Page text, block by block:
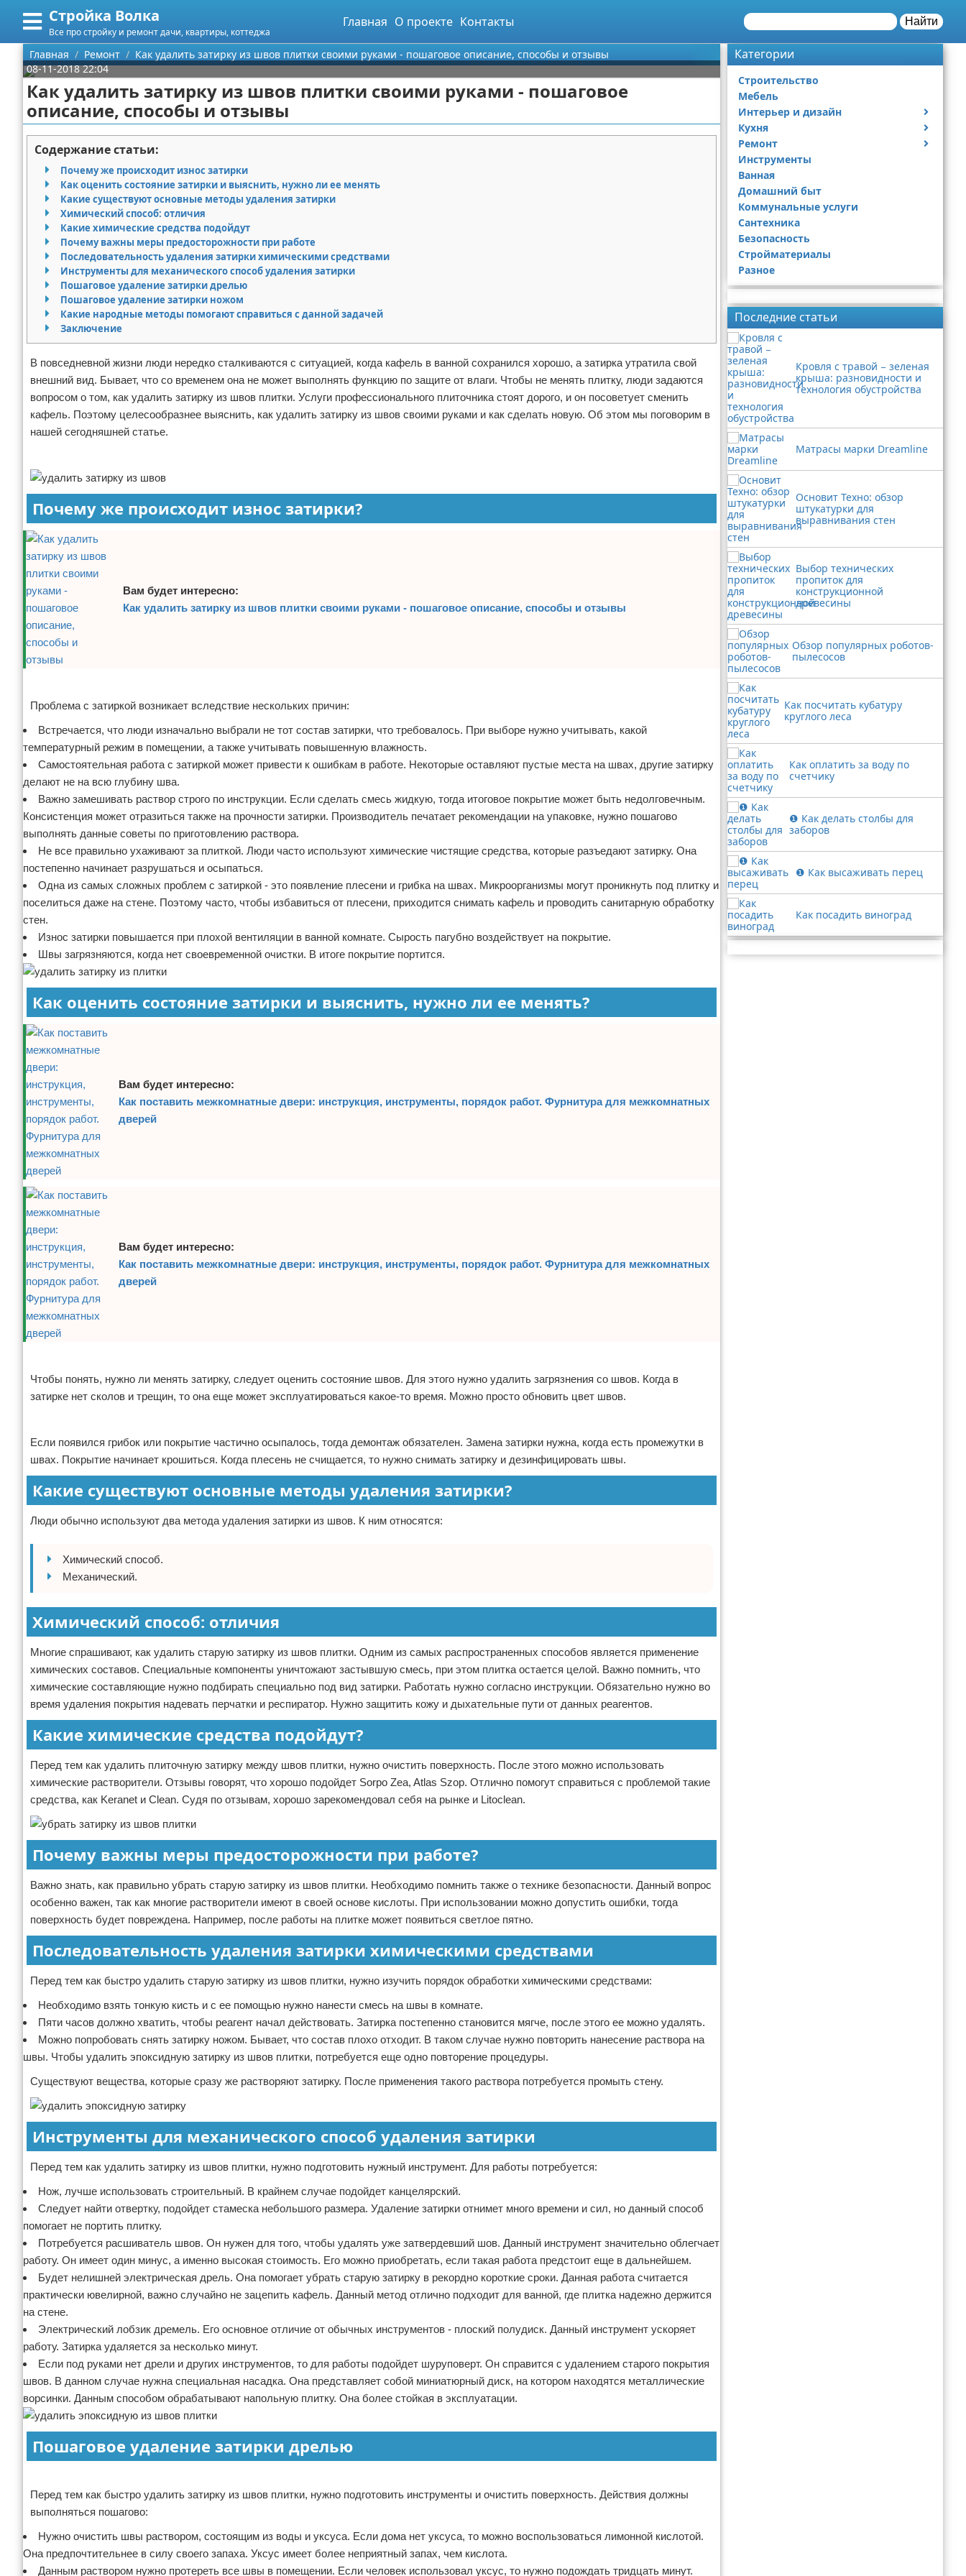
Стройка Волка
Все про стройку и ремонт дачи, квартиры, коттеджа
Главная О проекте Контакты Найти
Меню
Главная
Категории
Строительство
Мебель
Интерьер и дизайн
Дизайн дачи
Дизайн квартиры
Кухня
Посуда
Ремонт
Ремонт дачи
Ремонт квартиры
Инструменты
Ванная
Домашний быт
Коммунальные услуги
Сантехника
Безопасность
Стройматериалы
Разное
Поиск
О проекте
Контакты
Сотрудничество
Размещение рекламы
Для правообладателей
Условия предоставления информации
Отказ от ответственности
Главная Ремонт
Как удалить затирку из швов плитки своими руками - пошаговое описание, способы и отзывы
08-11-2018 22:04
Как удалить затирку из швов плитки своими руками - пошаговое
описание, способы и отзывы
Содержание статьи:
Почему же происходит износ затирки
Как оценить состояние затирки и выяснить, нужно ли ее менять
Какие существуют основные методы удаления затирки
Химический способ: отличия
Какие химические средства подойдут
Почему важны меры предосторожности при работе
Последовательность удаления затирки химическими средствами
Инструменты для механического способ удаления затирки
Пошаговое удаление затирки дрелью
Пошаговое удаление затирки ножом
Какие народные методы помогают справиться с данной задачей
Заключение
В повседневной жизни люди нередко сталкиваются с ситуацией, когда кафель в ванной сохранился хорошо, а затирка утратила свой
внешний вид. Бывает, что со временем она не может выполнять функцию по защите от влаги. Чтобы не менять плитку, люди задаются
вопросом о том, как удалить затирку из швов плитки. Услуги профессионального плиточника стоят дорого, и он посоветует сменить
кафель. Поэтому целесообразнее выяснить, как удалить затирку из швов своими руками и как сделать новую. Об этом мы поговорим в
нашей сегодняшней статье.
Почему же происходит износ затирки?
Вам будет интересно:
Как удалить затирку из швов плитки своими руками - пошаговое описание, способы и отзывы
Проблема с затиркой возникает вследствие нескольких причин:
Встречается, что люди изначально выбрали не тот состав затирки, что требовалось. При выборе нужно учитывать, какой
температурный режим в помещении, а также учитывать повышенную влажность.
Самостоятельная работа с затиркой может привести к ошибкам в работе. Некоторые оставляют пустые места на швах, другие затирку
делают не на всю глубину шва.
Важно замешивать раствор строго по инструкции. Если сделать смесь жидкую, тогда итоговое покрытие может быть недолговечным.
Консистенция может отразиться также на прочности затирки. Производитель печатает рекомендации на упаковке, нужно пошагово
выполнять данные советы по приготовлению раствора.
Не все правильно ухаживают за плиткой. Люди часто используют химические чистящие средства, которые разъедают затирку. Она
постепенно начинает разрушаться и осыпаться.
Одна из самых сложных проблем с затиркой - это появление плесени и грибка на швах. Микроорганизмы могут проникнуть под плитку и
поселиться даже на стене. Поэтому часто, чтобы избавиться от плесени, приходится снимать кафель и проводить санитарную обработку
стен.
Износ затирки повышается при плохой вентиляции в ванной комнате. Сырость пагубно воздействует на покрытие.
Швы загрязняются, когда нет своевременной очистки. В итоге покрытие портится.
Как оценить состояние затирки и выяснить, нужно ли ее менять?
Вам будет интересно:
Как поставить межкомнатные двери: инструкция, инструменты, порядок работ. Фурнитура для межкомнатных
дверей
Вам будет интересно:
Как поставить межкомнатные двери: инструкция, инструменты, порядок работ. Фурнитура для межкомнатных
дверей
Чтобы понять, нужно ли менять затирку, следует оценить состояние швов. Для этого нужно удалить загрязнения со швов. Когда в
затирке нет сколов и трещин, то она еще может эксплуатироваться какое-то время. Можно просто обновить цвет швов.
Если появился грибок или покрытие частично осыпалось, тогда демонтаж обязателен. Замена затирки нужна, когда есть промежутки в
швах. Покрытие начинает крошиться. Когда плесень не счищается, то нужно снимать затирку и дезинфицировать швы.
Какие существуют основные методы удаления затирки?
Люди обычно используют два метода удаления затирки из швов. К ним относятся:
Химический способ.
Механический.
Химический способ: отличия
Многие спрашивают, как удалить старую затирку из швов плитки. Одним из самых распространенных способов является применение
химических составов. Специальные компоненты уничтожают застывшую смесь, при этом плитка остается целой. Важно помнить, что
химические составляющие нужно подбирать специально под вид затирки. Работать нужно согласно инструкции. Обязательно нужно во
время удаления покрытия надевать перчатки и респиратор. Нужно защитить кожу и дыхательные пути от данных реагентов.
Какие химические средства подойдут?
Перед тем как удалить плиточную затирку между швов плитки, нужно очистить поверхность. После этого можно использовать
химические растворители. Отзывы говорят, что хорошо подойдет Sorpo Zea, Atlas Szop. Отлично помогут справиться с проблемой такие
средства, как Keranet и Clean. Судя по отзывам, хорошо зарекомендовал себя на рынке и Litoclean.
Почему важны меры предосторожности при работе?
Важно знать, как правильно убрать старую затирку из швов плитки. Необходимо помнить также о технике безопасности. Данный вопрос
особенно важен, так как многие растворители имеют в своей основе кислоты. При использовании можно допустить ошибки, тогда
поверхность будет повреждена. Например, после работы на плитке может появиться светлое пятно.
Последовательность удаления затирки химическими средствами
Перед тем как быстро удалить старую затирку из швов плитки, нужно изучить порядок обработки химическими средствами:
Необходимо взять тонкую кисть и с ее помощью нужно нанести смесь на швы в комнате.
Пяти часов должно хватить, чтобы реагент начал действовать. Затирка постепенно становится мягче, после этого ее можно удалять.
Можно попробовать снять затирку ножом. Бывает, что состав плохо отходит. В таком случае нужно повторить нанесение раствора на
швы. Чтобы удалить эпоксидную затирку из швов плитки, потребуется еще одно повторение процедуры.
Существуют вещества, которые сразу же растворяют затирку. После применения такого раствора потребуется промыть стену.
Инструменты для механического способ удаления затирки
Перед тем как удалить затирку из швов плитки, нужно подготовить нужный инструмент. Для работы потребуется:
Нож, лучше использовать строительный. В крайнем случае подойдет канцелярский.
Следует найти отвертку, подойдет стамеска небольшого размера. Удаление затирки отнимет много времени и сил, но данный способ
помогает не портить плитку.
Потребуется расшиватель швов. Он нужен для того, чтобы удалять уже затвердевший шов. Данный инструмент значительно облегчает
работу. Он имеет один минус, а именно высокая стоимость. Его можно приобретать, если такая работа предстоит еще в дальнейшем.
Будет нелишней электрическая дрель. Она помогает убрать старую затирку в рекордно короткие сроки. Данная работа считается
практически ювелирной, важно случайно не зацепить кафель. Данный метод отлично подходит для ванной, где плитка надежно держится
на стене.
Электрический лобзик дремель. Его основное отличие от обычных инструментов - плоский полудиск. Данный инструмент ускоряет
работу. Затирка удаляется за несколько минут.
Если под руками нет дрели и других инструментов, то для работы подойдет шуруповерт. Он справится с удалением старого покрытия
швов. В данном случае нужна специальная насадка. Она представляет собой миниатюрный диск, на котором находятся металлические
ворсинки. Данным способом обрабатывают напольную плитку. Она более стойкая в эксплуатации.
Пошаговое удаление затирки дрелью
Перед тем как быстро удалить затирку из швов плитки, нужно подготовить инструменты и очистить поверхность. Действия должны
выполняться пошагово:
Нужно очистить швы раствором, состоящим из воды и уксуса. Если дома нет уксуса, то можно воспользоваться лимонной кислотой.
Она предпочтительнее в силу своего запаха. Уксус имеет более неприятный запах, чем кислота.
Данным раствором нужно протереть все швы в помещении. Если человек использовал уксус, то нужно подождать тридцать минут.
Категории
Строительство
Мебель
Интерьер и дизайн
Дизайн дачи
Дизайн квартиры
Кухня
Посуда
Ремонт
Ремонт дачи
Ремонт квартиры
Инструменты
Ванная
Домашний быт
Коммунальные услуги
Сантехника
Безопасность
Стройматериалы
Разное
Последние статьи
Кровля с травой − зеленая
крыша: разновидности и
технология обустройства
Матрасы марки Dreamline
Основит Техно: обзор
штукатурки для
выравнивания стен
Выбор технических
пропиток для
конструкционной
древесины
Обзор популярных роботов-
пылесосов
Как посчитать кубатуру
круглого леса
Как оплатить за воду по
счетчику
❶ Как делать столбы для
заборов
❶ Как высаживать перец
Как посадить виноград